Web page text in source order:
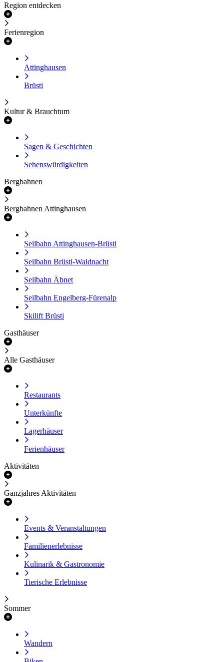
Region entdecken
Ferienregion
Attinghausen
Brüsti
Kultur & Brauchtum
Sagen & Geschichten
Sehenswürdigkeiten
Bergbahnen
Bergbahnen Attinghausen
Seilbahn Attinghausen-Brüsti
Seilbahn Brüsti-Waldnacht
Seilbahn Äbnet
Seilbahn Engelberg-Fürenalp
Skilift Brüsti
Gasthäuser
Alle Gasthäuser
Restaurants
Unterkünfte
Lagerhäuser
Ferienhäuser
Aktivitäten
Ganzjahres Aktivitäten
Events & Veranstaltungen
Familienerlebnisse
Kulinarik & Gastronomie
Tierische Erlebnisse
Sommer
Wandern